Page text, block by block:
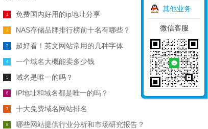
1 免费国内好用的ip地址分享
2 NAS存储品牌排行榜前十名有哪些？
3 超好看！英文网站常用的几种字体
4 一个域名大概能卖多少钱
5 域名是唯一的吗？
6 IP地址和域名都是唯一的吗？
7 十大免费域名网站排名
8 哪些网站提供行业分析和市场研究报告？
其他业务
微信客服